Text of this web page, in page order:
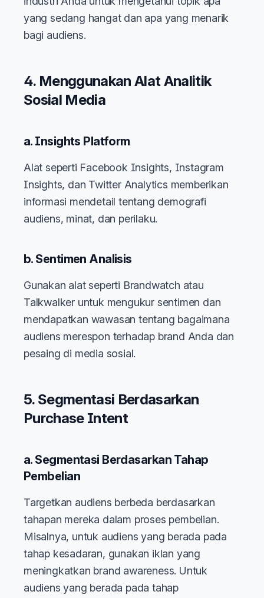
yang sedang hangat dan apa yang menarik
bagi audiens.
4. Menggunakan Alat Analitik
Sosial Media
a. Insights Platform
Alat seperti Facebook Insights, Instagram
Insights, dan Twitter Analytics memberikan
informasi mendetail tentang demografi
audiens, minat, dan perilaku.
b. Sentimen Analisis
Gunakan alat seperti Brandwatch atau
Talkwalker untuk mengukur sentimen dan
mendapatkan wawasan tentang bagaimana
audiens merespon terhadap brand Anda dan
pesaing di media sosial.
5. Segmentasi Berdasarkan
Purchase Intent
a. Segmentasi Berdasarkan Tahap
Pembelian
Targetkan audiens berbeda berdasarkan
tahapan mereka dalam proses pembelian.
Misalnya, untuk audiens yang berada pada
tahap kesadaran, gunakan iklan yang
meningkatkan brand awareness. Untuk
audiens yang berada pada tahap